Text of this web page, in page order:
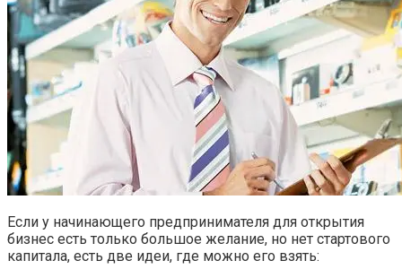
Если у начинающего предпринимателя для открытия
бизнес есть только большое желание, но нет стартового
капитала, есть две идеи, где можно его взять: